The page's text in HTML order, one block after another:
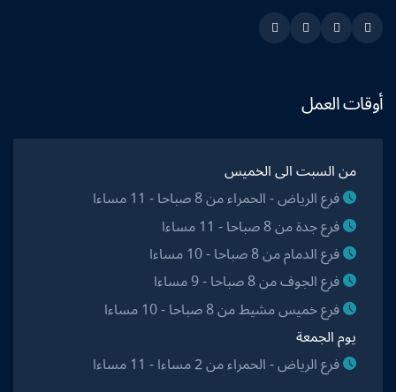
Snapchat
Twitter
Linkedin
Instagram
أوقات العمل
من السبت الى الخميس
فرع الرياض - الحمراء من 8 صباحا - 11 مساءا
فرع جدة من 8 صباحا - 11 مساءا
فرع الدمام من 8 صباحا - 10 مساءا
فرع الجوف من 8 صباحا - 9 مساءا
فرع خميس مشيط من 8 صباحا - 10 مساءا
يوم الجمعة
فرع الرياض - الحمراء من 2 مساءا - 11 مساءا